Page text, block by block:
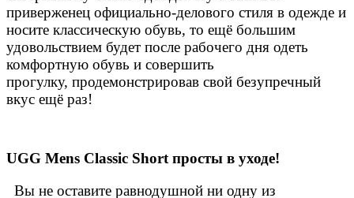
приверженец официально-делового стиля в одежде и
носите классическую обувь, то ещё большим
удовольствием будет после рабочего дня одеть
комфортную обувь и совершить
прогулку, продемонстрировав свой безупречный
вкус ещё раз!
UGG Mens Classic Short просты в уходе!
Вы не оставите равнодушной ни одну из